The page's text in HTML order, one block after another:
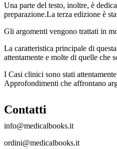
Una parte del testo, inoltre, è
preparazione.La terza edizione è
Gli argomenti vengono trattati in
La caratteristica principale di
attentamente e molte di quelle che
I Casi clinici sono stati
Approfondimenti che affrontano
Contatti
info@medicalbooks.it
ordini@medicalbooks.it